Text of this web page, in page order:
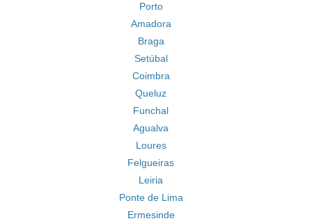
Porto
Amadora
Braga
Setúbal
Coimbra
Queluz
Funchal
Agualva
Loures
Felgueiras
Leiria
Ponte de Lima
Ermesinde